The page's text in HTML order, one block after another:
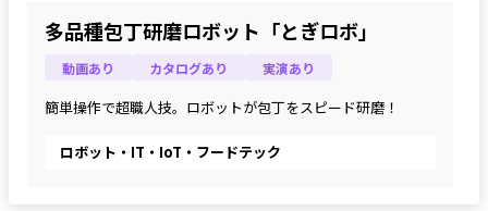
多品種包丁研磨ロボット「とぎロボ」
動画あり カタログあり 実演あり
簡単操作で超職人技。ロボットが包丁をスピード研磨！
ロボット・IT・IoT・フードテック